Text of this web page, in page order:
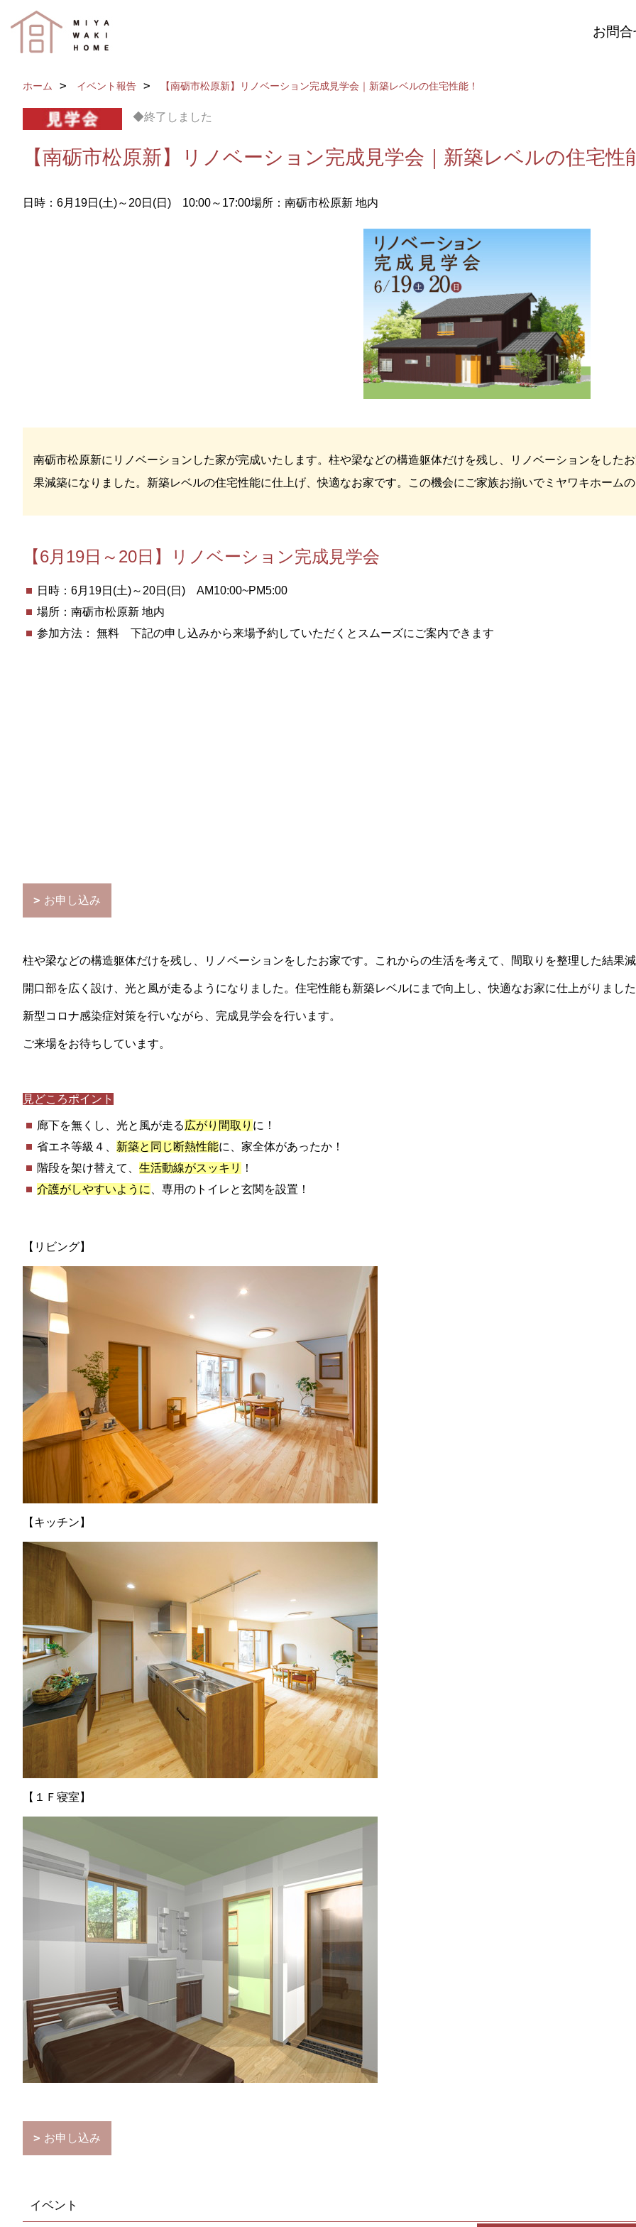
お問合
ホーム イベント報告 【南砺市松原新】リノベーション完成見学会｜新築レベルの住宅性能！
◆終了しました
【南砺市松原新】リノベーション完成見学会｜新築レベルの住宅性
日時：6月19日(土)～20日(日) 10:00～17:00場所：南砺市松原新 地内
南砺市松原新にリノベーションした家が完成いたします。柱や梁などの構造躯体だけを残し、リノベーションをした
果減築になりました。新築レベルの住宅性能に仕上げ、快適なお家です。この機会にご家族お揃いでミヤワキホームの
【6月19日～20日】リノベーション完成見学会
日時：6月19日(土)～20日(日) AM10:00~PM5:00
場所：南砺市松原新 地内
参加方法： 無料 下記の申し込みから来場予約していただくとスムーズにご案内できます
お申し込み
柱や梁などの構造躯体だけを残し、リノベーションをしたお家です。これからの生活を考えて、間取りを整理した結果
開口部を広く設け、光と風が走るようになりました。住宅性能も新築レベルにまで向上し、快適なお家に仕上がりました
新型コロナ感染症対策を行いながら、完成見学会を行います。
ご来場をお待ちしています。
見どころポイント
廊下を無くし、光と風が走る 広がり間取り に！
省エネ等級４、 新築と同じ断熱性能に、家全体があったか！
階段を架け替えて、 生活動線がスッキリ
！
介護がしやすいように
、専用のトイレと玄関を設置！
【リビング】
【キッチン】
【１Ｆ寝室】
お申し込み
イベント